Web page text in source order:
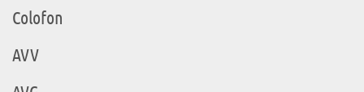
Colofon
AVV